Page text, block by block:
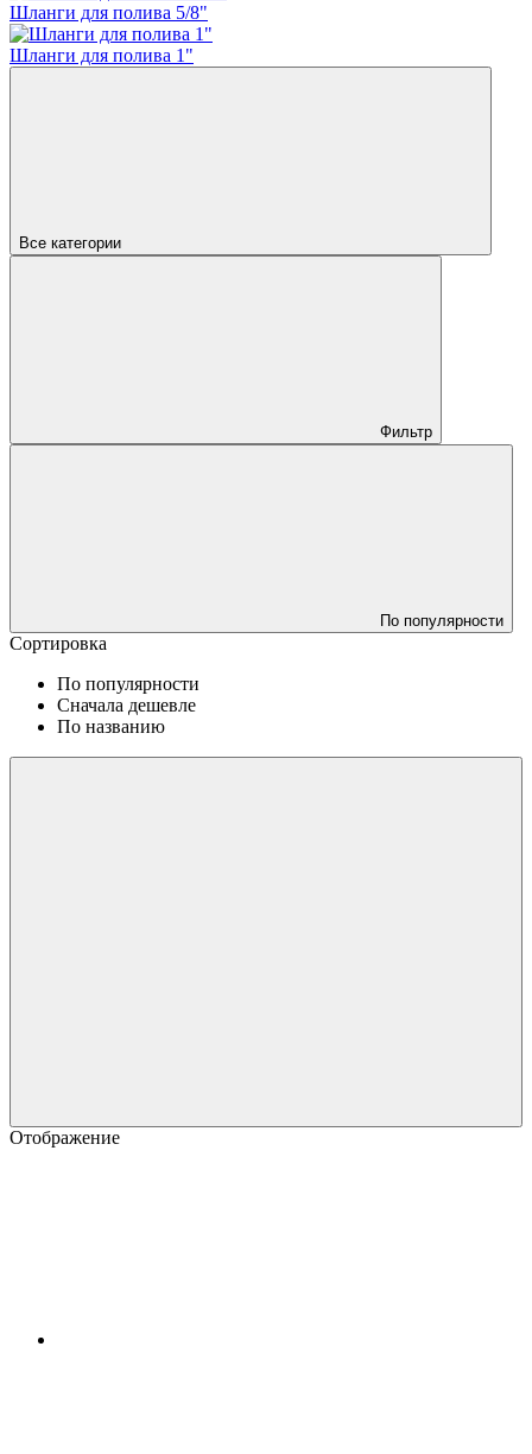
Шланги для полива 5/8"
Шланги для полива 1"
Все категории
Фильтр
По популярности
Сортировка
По популярности
Сначала дешевле
По названию
Отображение